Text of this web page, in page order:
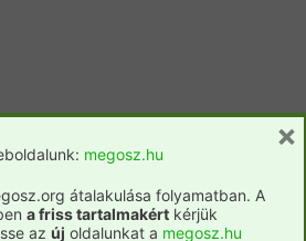
megosz.hu
átalakulása folyamatban. A
a friss tartalmakért kérjük
az új oldalunkat a megosz.hu
×